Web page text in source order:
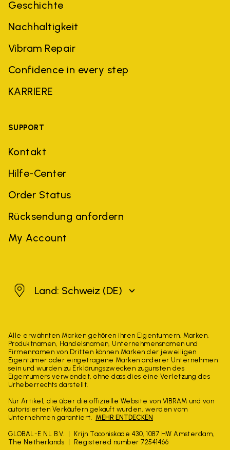
Geschichte
Nachhaltigkeit
Vibram Repair
Confidence in every step
KARRIERE
SUPPORT
Kontakt
Hilfe-Center
Order Status
Rücksendung anfordern
My Account
SchweizLand: Schweiz (DE)
Alle erwähnten Marken gehören ihren Eigentümern. Marken,
Produktnamen, Handelsnamen, Unternehmensnamen und
Firmennamen von Dritten können Marken der jeweiligen
Eigentümer oder eingetragene Marken anderer Unternehmen
sein und wurden zu Erklärungszwecken zugunsten des
Eigentümers verwendet, ohne dass dies eine Verletzung des
Urheberrechts darstellt.
Nur Artikel, die über die offizielle Website von VIBRAM und von
autorisierten Verkäufern gekauft wurden, werden vom
Unternehmen garantiert. MEHR ENTDECKEN
GLOBAL-E NL B.V.
Krijn Taconiskade 430, 1087 HW Amsterdam,
The Netherlands
Registered number 72541466